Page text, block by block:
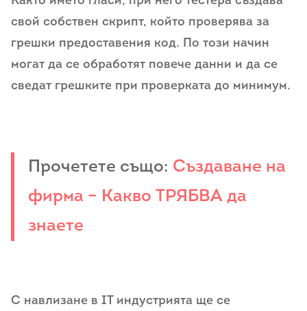
свой собствен скрипт, който проверява за
грешки предоставения код. По този начин
могат да се обработят повече данни и да се
сведат грешките при проверката до минимум.
Прочетете също: Създаване на
фирма – Какво ТРЯБВА да
знаете
С навлизане в IT индустрията ще се